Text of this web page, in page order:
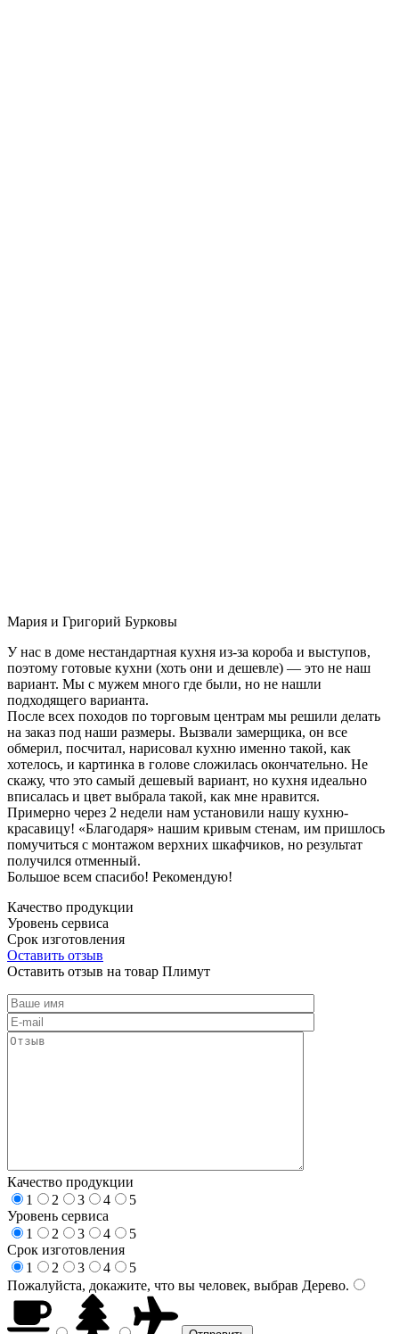
Мария и Григорий Бурковы
У нас в доме нестандартная кухня из-за короба и выступов,
поэтому готовые кухни (хоть они и дешевле) — это не наш
вариант. Мы с мужем много где были, но не нашли
подходящего варианта.
После всех походов по торговым центрам мы решили делать
на заказ под наши размеры. Вызвали замерщика, он все
обмерил, посчитал, нарисовал кухню именно такой, как
хотелось, и картинка в голове сложилась окончательно. Не
скажу, что это самый дешевый вариант, но кухня идеально
вписалась и цвет выбрала такой, как мне нравится.
Примерно через 2 недели нам установили нашу кухню-
красавицу! «Благодаря» нашим кривым стенам, им пришлось
помучиться с монтажом верхних шкафчиков, но результат
получился отменный.
Большое всем спасибо! Рекомендую!
Качество продукции
Уровень сервиса
Срок изготовления
Оставить отзыв
Оставить отзыв на товар Плимут
Качество продукции
1
2 3 4
5
Уровень сервиса
1
2 3 4
5
Срок изготовления
1
2 3 4
5
Пожалуйста, докажите, что вы человек, выбрав Дерево.